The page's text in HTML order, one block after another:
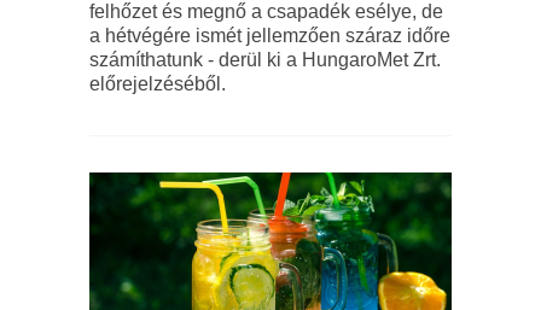
felhőzet és megnő a csapadék esélye, de
a hétvégére ismét jellemzően száraz időre
számíthatunk - derül ki a HungaroMet Zrt.
előrejelzéséből.